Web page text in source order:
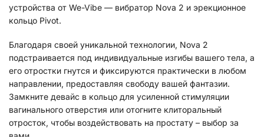
устройства от We-Vibe — вибратор Nova 2 и эрекционное
кольцо Pivot.
Благодаря своей уникальной технологии, Nova 2
подстраивается под индивидуальные изгибы вашего тела, а
его отростки гнутся и фиксируются практически в любом
направлении, предоставляя свободу вашей фантазии.
Замкните девайс в кольцо для усиленной стимуляции
вагинального отверстия или отогните клиторальный
отросток, чтобы воздействовать на простату – выбор за